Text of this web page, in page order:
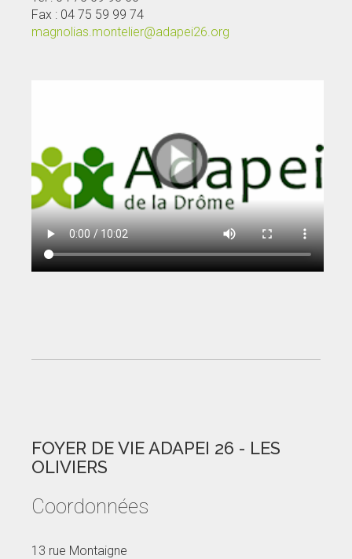
Fax : 04 75 59 99 74
magnolias.montelier@adapei26.org
FOYER DE VIE ADAPEI 26 - LES
OLIVIERS
Coordonnées
13 rue Montaigne